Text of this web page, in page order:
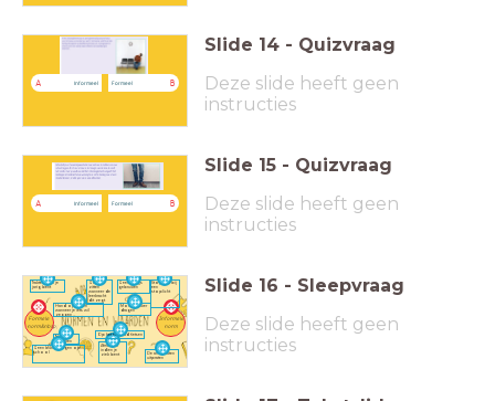
A Informeel B
Formeel
Slide 14 - Quizvraag
Deze slide heeft geen
instructies
A Informeel B
Formeel
Slide 15 - Quizvraag
Deze slide heeft geen
instructies
Formele
norm&nbsp;
Informele
norm
Stoppen bij
een
stoplicht
Trakteren als je
jarig bent
Hand opsteken
wanneer je iets wil
zeggen
Niet
vloeken
De ander laten
uitpraten
Gaan
zitten
wanneer de
leerkracht
dit zegt
Geen bikini dragen op
school
Geen drugs
gebruiken
Mondmasker
dragen
Afmelden
indien je
ziek bent
Op het fietspad fietsen
Slide 16 - Sleepvraag
Deze slide heeft geen
instructies